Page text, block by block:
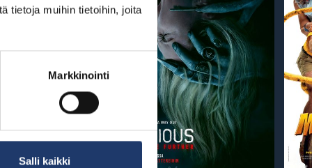
tietoja muihin tietoihin, joita
Markkinointi
Salli kaikki